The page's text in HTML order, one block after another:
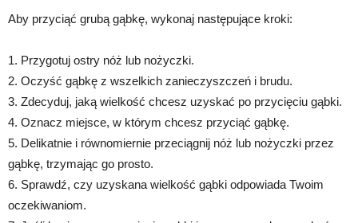
Aby przyciąć grubą gąbkę, wykonaj następujące kroki:
1. Przygotuj ostry nóż lub nożyczki.
2. Oczyść gąbkę z wszelkich zanieczyszczeń i brudu.
3. Zdecyduj, jaką wielkość chcesz uzyskać po przycięciu gąbki.
4. Oznacz miejsce, w którym chcesz przyciąć gąbkę.
5. Delikatnie i równomiernie przeciągnij nóż lub nożyczki przez
gąbkę, trzymając go prosto.
6. Sprawdź, czy uzyskana wielkość gąbki odpowiada Twoim
oczekiwaniom.